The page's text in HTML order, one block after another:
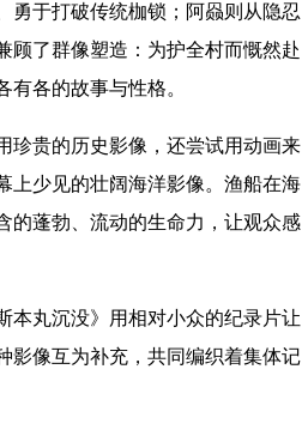
勇于打破传统枷锁；阿赑则从隐忍
顾了群像塑造：为护全村而慨然赴
各的故事与性格。
珍贵的历史影像，还尝试用动画来
上少见的壮阔海洋影像。渔船在海
的蓬勃、流动的生命力，让观众感
本丸沉没》用相对小众的纪录片让
影像互为补充，共同编织着集体记